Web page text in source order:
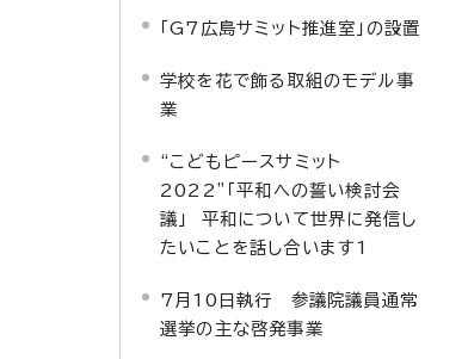
「G7広島サミット推進室」の設置
学校を花で飾る取組のモデル事
業
“こどもピースサミット
2022”「平和への誓い検討会
議」 平和について世界に発信し
たいことを話し合います1
7月10日執行 参議院議員通常
選挙の主な啓発事業